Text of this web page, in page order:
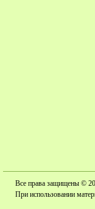
Все права защищены ©
При использовании